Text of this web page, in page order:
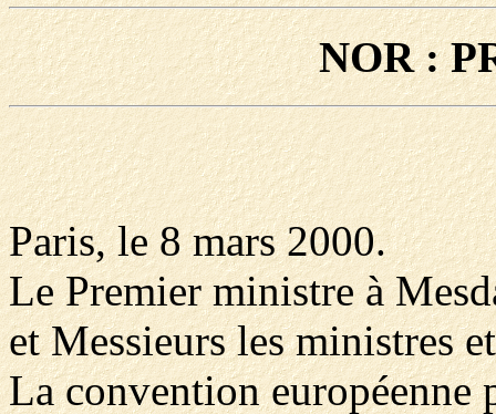
NOR :
Paris, le 8 mars 2000.
Le Premier ministre à
et Messieurs les ministres
La convention